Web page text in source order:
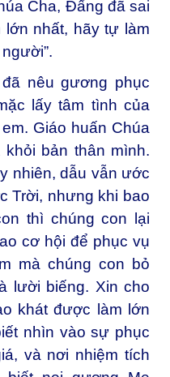
Cha, Đấng đã sai
lớn nhất, hãy tự làm
nêu gương phục
lấy tâm tình của
Giáo huấn Chúa
bản thân mình.
nhiên, dẫu vẫn ước
Trời, nhưng khi bao
thì chúng con lại
cơ hội để phục vụ
mà chúng con bỏ
lười biếng. Xin cho
khát được làm lớn
nhìn vào sự phục
và nơi nhiệm tích